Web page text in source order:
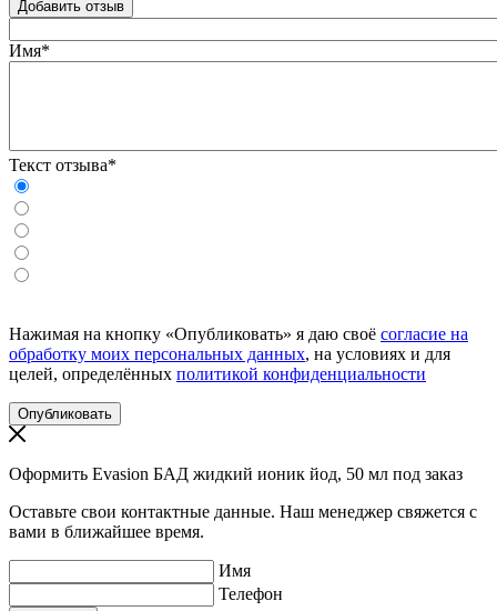
Добавить отзыв
Имя*
Текст отзыва*
Нажимая на кнопку «Опубликовать» я даю своё согласие на
обработку моих персональных данных, на условиях и для
целей, определённых политикой конфиденциальности
Оформить Evasion БАД жидкий ионик йод, 50 мл под заказ
Оставьте свои контактные данные. Наш менеджер свяжется с
вами в ближайшее время.
Имя
Телефон